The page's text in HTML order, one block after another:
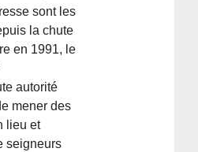
sont les
la chute
en 1991, le
autorité
mener des
lieu et
seigneurs